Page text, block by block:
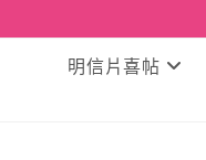
明信片喜帖